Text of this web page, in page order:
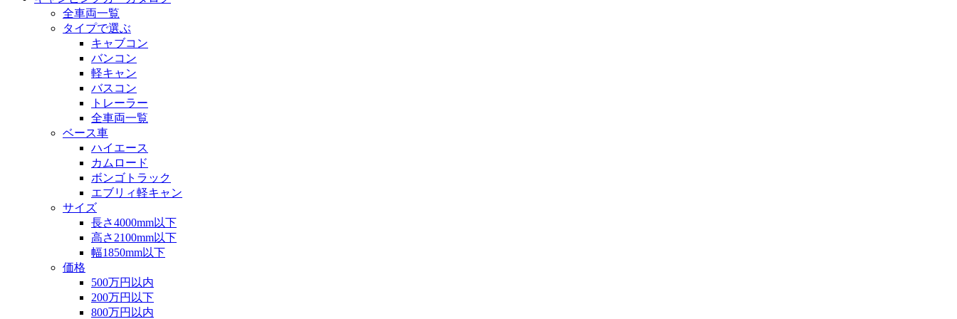
全車両一覧
タイプで選ぶ
キャブコン
バンコン
軽キャン
バスコン
トレーラー
全車両一覧
ベース車
ハイエース
カムロード
ボンゴトラック
エブリィ軽キャン
サイズ
長さ4000mm以下
高さ2100mm以下
幅1850mm以下
価格
500万円以内
200万円以下
800万円以内